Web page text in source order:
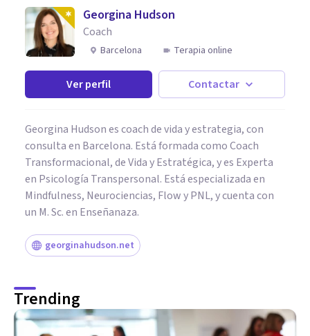
Georgina Hudson
Coach
Barcelona Terapia online
Ver perfil Contactar
Georgina Hudson es coach de vida y estrategia, con
consulta en Barcelona. Está formada como Coach
Transformacional, de Vida y Estratégica, y es Experta
en Psicología Transpersonal. Está especializada en
Mindfulness, Neurociencias, Flow y PNL, y cuenta con
un M. Sc. en Enseñanaza.
georginahudson.net
Trending